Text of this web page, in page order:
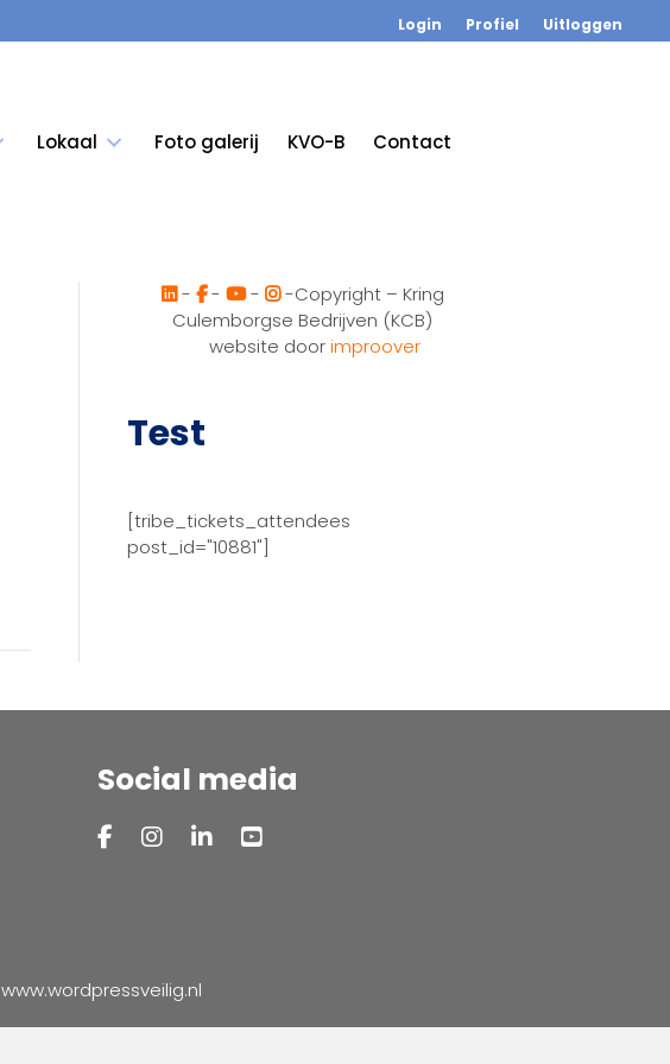
Login Profiel Uitloggen
Lokaal Foto galerij KVO-B Contact
- - -
-Copyright – Kring
Culemborgse Bedrijven (KCB)
website doorimproover
Test
[tribe_tickets_attendees
post_id="10881"]
Social media
www.wordpressveilig.nl